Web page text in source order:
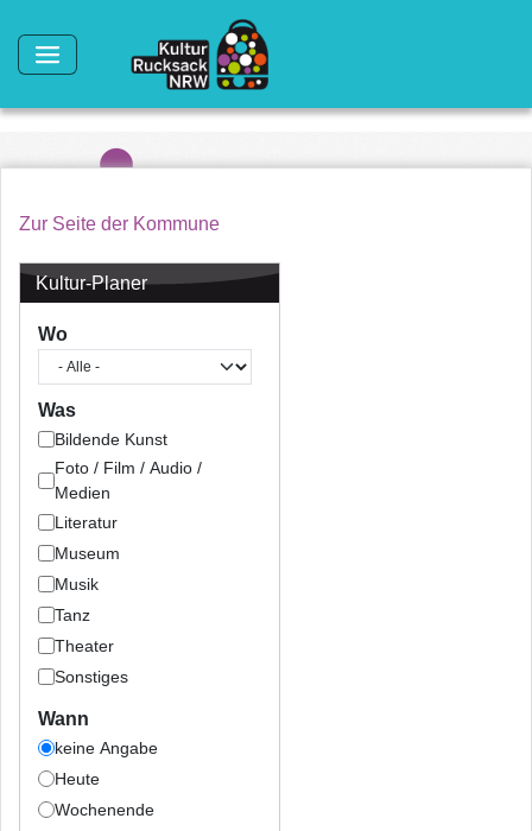
Zur Seite der Kommune
Kultur-Planer
Wo
Was
Bildende Kunst
Foto / Film / Audio /
Medien
Literatur
Museum
Musik
Tanz
Theater
Sonstiges
Wann
keine Angabe
Heute
Wochenende